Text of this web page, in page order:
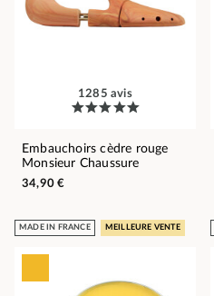
1285 avis
Embauchoirs cèdre rouge
Monsieur Chaussure
34,90 €
MADE IN FRANCE MEILLEURE VENTE